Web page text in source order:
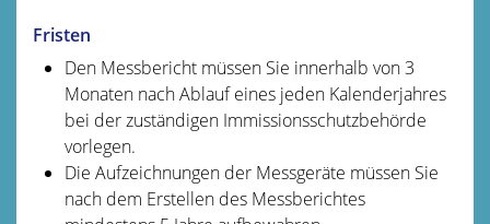
Fristen
Den Messbericht müssen Sie innerhalb von 3
Monaten nach Ablauf eines jeden Kalenderjahres
bei der zuständigen Immissionsschutzbehörde
vorlegen.
Die Aufzeichnungen der Messgeräte müssen Sie
nach dem Erstellen des Messberichtes